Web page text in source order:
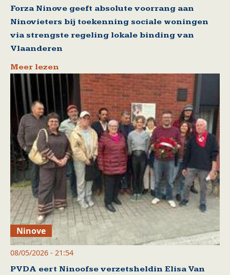
Forza Ninove geeft absolute voorrang aan
Ninovieters bij toekenning sociale woningen
via strengste regeling lokale binding van
Vlaanderen
Meer lezen
Ninove
08/05/2026 - 21:54
PVDA eert Ninoofse verzetsheldin Elisa Van